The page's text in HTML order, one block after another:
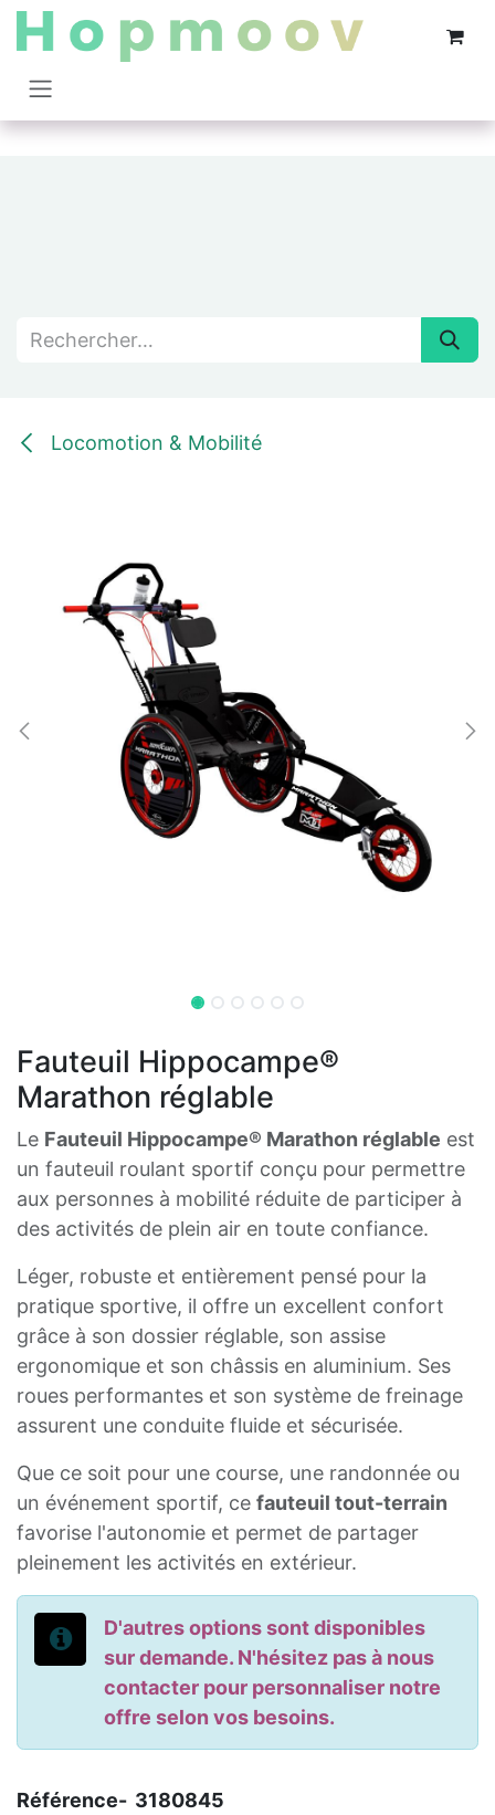
Se rendre au contenu
Locomotion & Mobilité
Fauteuil Hippocampe®
Marathon réglable
Le Fauteuil Hippocampe® Marathon réglable est
un fauteuil roulant sportif conçu pour permettre
aux personnes à mobilité réduite de participer à
des activités de plein air en toute confiance.
Léger, robuste et entièrement pensé pour la
pratique sportive, il offre un excellent confort
grâce à son dossier réglable, son assise
ergonomique et son châssis en aluminium. Ses
roues performantes et son système de freinage
assurent une conduite fluide et sécurisée.
Que ce soit pour une course, une randonnée ou
un événement sportif, ce fauteuil tout-terrain
favorise l'autonomie et permet de partager
pleinement les activités en extérieur.
D'autres options sont disponibles
sur demande. N'hésitez pas à nous
contacter pour personnaliser notre
offre selon vos besoins.
Référence- 3180845